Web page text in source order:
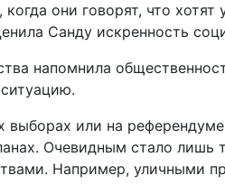
они говорят, что
Санду искренность
напомнила
выборах или на
Очевидным стало лишь
Например, уличными